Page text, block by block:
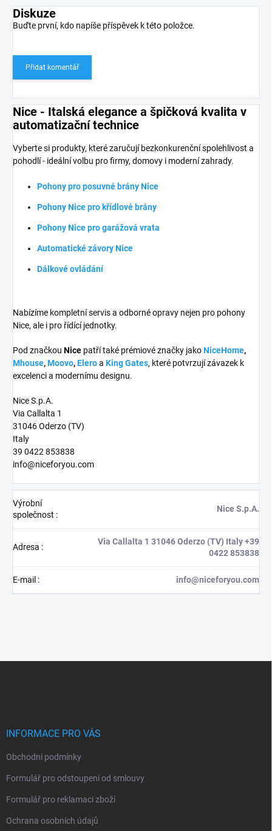
Diskuze
Buďte první, kdo napíše příspěvek k této položce.
Přidat komentář
Nice - Italská elegance a špičková kvalita v
automatizační technice
Vyberte si produkty, které zaručují bezkonkurenční spolehlivost a
pohodlí - ideální volbu pro firmy, domovy i moderní zahrady.
Pohony pro posuvné brány Nice
Pohony Nice pro křídlové brány
Pohony Nice pro garážová vrata
Automatické závory Nice
Dálkové ovládání
Nabízíme kompletní servis a odborné opravy nejen pro pohony
Nice, ale i pro řídící jednotky.
Pod značkou Nice patří také prémiové značky jakoNiceHome,
Mhouse,Moovo,Eleroa King Gates, které potvrzují závazek k
excelenci a modernímu designu.
Nice S.p.A.
Via Callalta 1
31046 Oderzo (TV)
Italy
39 0422 853838
info@niceforyou.com
Výrobní
společnost :
Nice S.p.A.
Adresa :
Via Callalta 1 31046 Oderzo (TV) Italy +39
0422 853838
E-mail : info@niceforyou.com
INFORMACE PRO VÁS
Obchodní podmínky
Formulář pro odstoupení od smlouvy
Formulář pro reklamaci zboží
Ochrana osobních údajů